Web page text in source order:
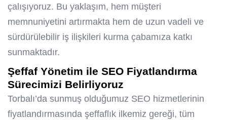
çalışıyoruz. Bu yaklaşım, hem müşteri
memnuniyetini artırmakta hem de uzun vadeli ve
sürdürülebilir iş ilişkileri kurma çabamıza katkı
sunmaktadır.
Şeffaf Yönetim ile SEO Fiyatlandırma
Sürecimizi Belirliyoruz
Torbalı’da sunmuş olduğumuz SEO hizmetlerinin
fiyatlandırmasında şeffaflık ilkemiz gereği, tüm